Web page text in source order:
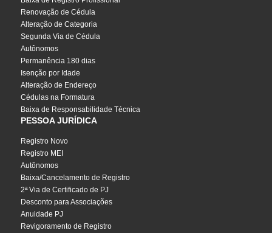
Renovação de Cédula
Alteração de Categoria
Segunda Via de Cédula
Autônomos
Permanência 180 dias
Isenção por Idade
Alteração de Endereço
Cédulas na Formatura
Baixa de Responsabilidade Técnica
PESSOA JURÍDICA
Registro Novo
Registro MEI
Autônomos
Baixa/Cancelamento de Registro
2ª Via de Certificado de PJ
Desconto para Associações
Anuidade PJ
Revigoramento de Registro